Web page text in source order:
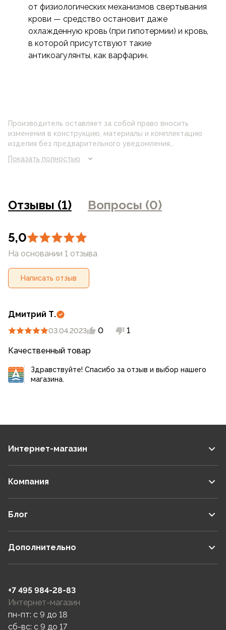
от физиологических механизмов свертывания
крови — средство остановит даже
охлажденную кровь (при гипотермии) и кровь,
в которой присутствуют такие
антикоагулянты, как варфарин.
Производитель оставляет за собой право вносить
изменения в конструкцию, материалы и комплектацию
изделия без предварительного уведомления
отличаться от реального цвета товара, что связано с
магазинах
Показать полностью
Отзывы (1) Вопросы (0)
5,0
На основании 1 отзыва
Написать отзыв
Дмитрий Т.
03.04.2023 0 1
Качественный товар
Здравствуйте! Спасибо за отзыв и выбор нашего
магазина.
Интернет-магазин
Компания
Блог
Дополнительно
+7 495 984-28-83
Интернет-магазин
пн-пт: c 9 до 18
сб-вс: c 9 до 17